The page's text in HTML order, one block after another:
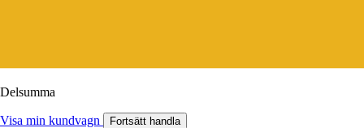
Delsumma
Visa min kundvagn Fortsätt handla